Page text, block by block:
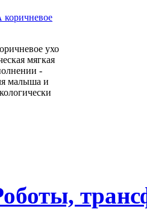
ухо
мягкая
-
малыша и